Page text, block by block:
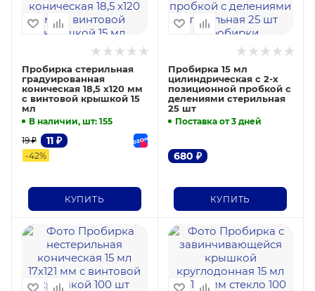
Пробирка стерильная
градуированная
коническая 18,5 x120 мм
с винтовой крышкой 15
мл
В наличии, шт: 155
11 ₽
19₽
-42%
КУПИТЬ
Пробирка 15 мл
цилиндрическая с 2-х
позиционной пробкой с
делениями стерильная
25 шт
Поставка от 3 дней
680 ₽
КУПИТЬ